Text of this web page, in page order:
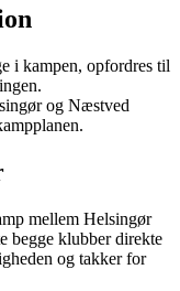
i kampen, opfordres til
og Næstved
mellem Helsingør
begge klubber direkte
og takker for